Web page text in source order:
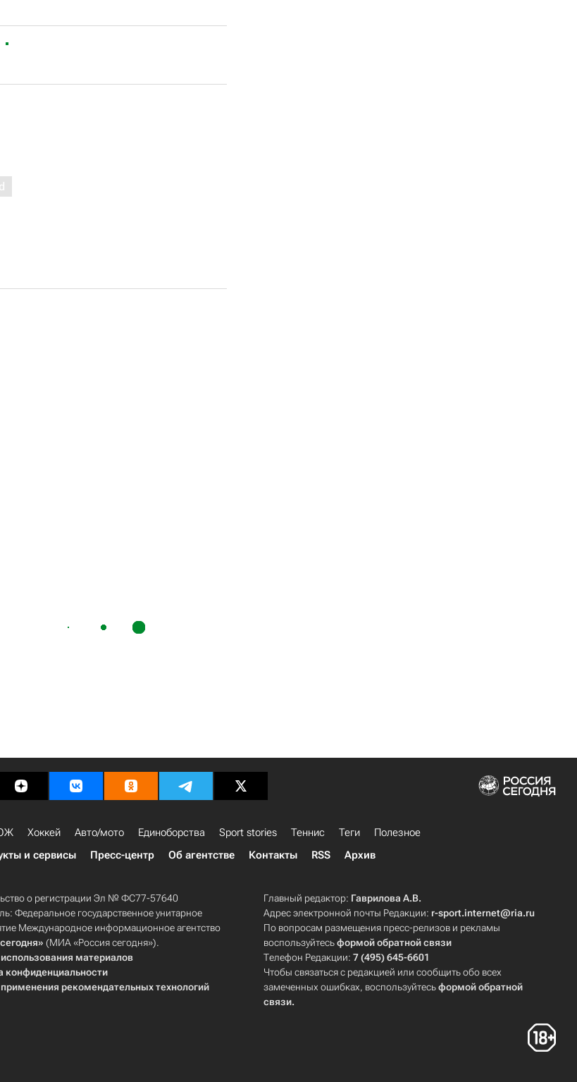
Хоккей Авто/мото Единоборства Sport stories Теннис Теги
Полезное
и сервисы Пресс-центр Об агентстве Контакты RSS Архив
о регистрации Эл № ФС77-57640
Федеральное государственное унитарное
Международное информационное агентство
(МИА «Россия сегодня»).
материалов
конфиденциальности
рекомендательных технологий
Главный редактор: Гаврилова А.В.
Адрес электронной почты Редакции: r-sport.internet@ria.ru
По вопросам размещения пресс-релизов и рекламы
воспользуйтесьформой обратной связи
Телефон Редакции:7 (495) 645-6601
Чтобы связаться с редакцией или сообщить обо всех
замеченных ошибках, воспользуйтесьформой обратной
связи.